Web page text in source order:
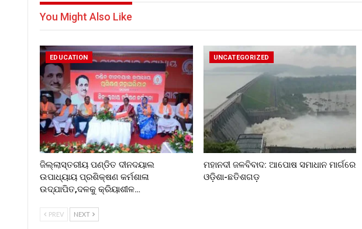
You Might Also Like
EDUCATION
ଜିଲ୍ଲାସ୍ତରୀୟ ପଣ୍ଡିତ ଦୀନଦୟାଲ
ଉପାଧ୍ୟାୟ ପ୍ରଶିକ୍ଷଣ କର୍ମଶାଳା
ଉଦ୍‌ଯାପିତ,ଦଳକୁ କ୍ରିୟାଶୀଳ…
UNCATEGORIZED
ମହାନଦୀ ଜଳବିବାଦ: ଆପୋଷ ସମାଧାନ ମାର୍ଗରେ
ଓଡ଼ିଶା-ଛତିଶଗଡ଼
PREV NEXT